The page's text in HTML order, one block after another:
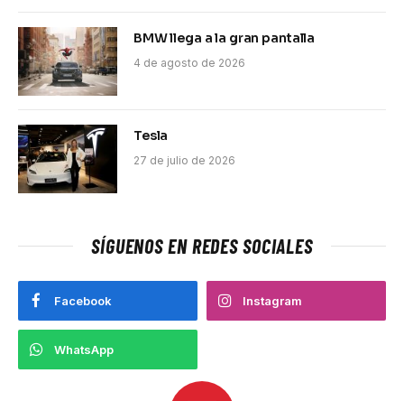
BMW llega a la gran pantalla
4 de agosto de 2026
Tesla
27 de julio de 2026
SÍGUENOS EN REDES SOCIALES
Facebook Instagram
WhatsApp